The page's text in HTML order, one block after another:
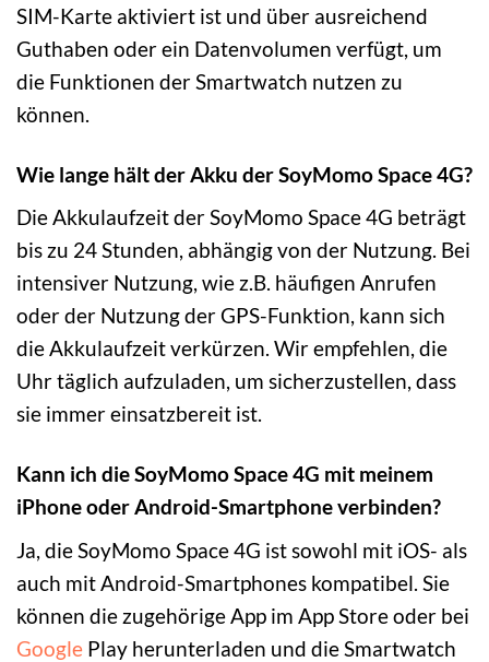
SIM-Karte aktiviert ist und über ausreichend
Guthaben oder ein Datenvolumen verfügt, um
die Funktionen der Smartwatch nutzen zu
können.
Wie lange hält der Akku der SoyMomo Space 4G?
Die Akkulaufzeit der SoyMomo Space 4G beträgt
bis zu 24 Stunden, abhängig von der Nutzung. Bei
intensiver Nutzung, wie z.B. häufigen Anrufen
oder der Nutzung der GPS-Funktion, kann sich
die Akkulaufzeit verkürzen. Wir empfehlen, die
Uhr täglich aufzuladen, um sicherzustellen, dass
sie immer einsatzbereit ist.
Kann ich die SoyMomo Space 4G mit meinem
iPhone oder Android-Smartphone verbinden?
Ja, die SoyMomo Space 4G ist sowohl mit iOS- als
auch mit Android-Smartphones kompatibel. Sie
können die zugehörige App im App Store oder bei
Google Play herunterladen und die Smartwatch